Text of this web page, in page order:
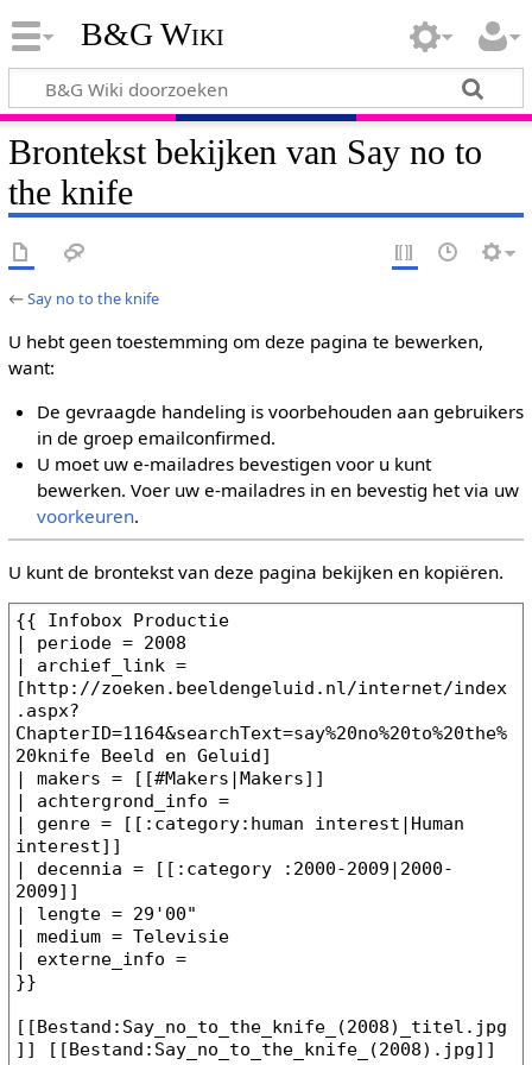
B&G Wiki
Brontekst bekijken van Say no to
the knife
←Say no to the knife
U hebt geen toestemming om deze pagina te bewerken,
want:
De gevraagde handeling is voorbehouden aan gebruikers
in de groep emailconfirmed.
U moet uw e-mailadres bevestigen voor u kunt
bewerken. Voer uw e-mailadres in en bevestig het via uw
voorkeuren.
U kunt de brontekst van deze pagina bekijken en kopiëren.